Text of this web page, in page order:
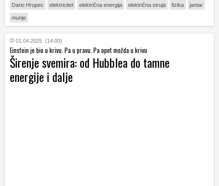
Dario Hrupec elektricitet električna energija električna struja fizika jantar
munje
01.04.2025. (14:00)
Einstein je bio u krivu. Pa u pravu. Pa opet možda u krivu
Širenje svemira: od Hubblea do tamne
energije i dalje